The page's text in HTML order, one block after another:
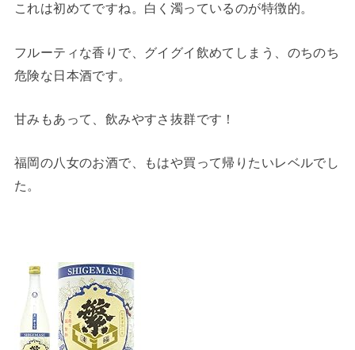
これは初めてですね。白く濁っているのが特徴的。
フルーティな香りで、グイグイ飲めてしまう、のちのち
危険な日本酒です。
甘みもあって、飲みやすさ抜群です！
福岡の八女のお酒で、もはや買って帰りたいレベルでし
た。